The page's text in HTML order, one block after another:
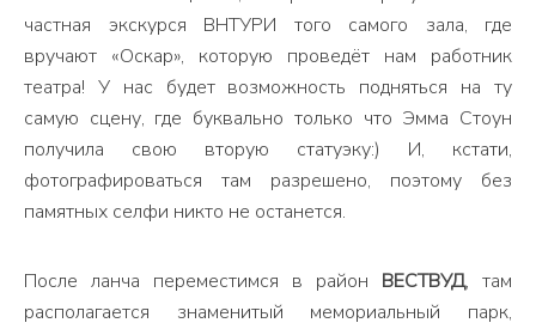
частная экскурся ВНТУРИ того самого зала, где
вручают «Оскар», которую проведёт нам работник
театра! У нас будет возможность подняться на ту
самую сцену, где буквально только что Эмма Стоун
получила свою вторую статуэку:) И, кстати,
фотографироваться там разрешено, поэтому без
памятных селфи никто не останется.
После ланча переместимся в район ВЕСТВУД, там
располагается знаменитый мемориальный парк,